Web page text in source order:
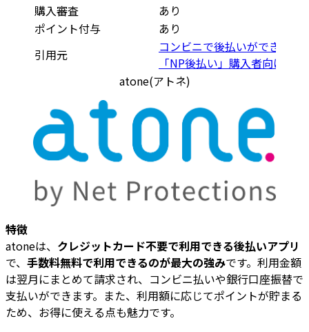
購入審査
あり
ポイント付与
あり
引用元
コンビニで後払いができる
「NP後払い」購入者向けサ
atone(アトネ)
特徴
atoneは、 クレジットカード不要で利用できる後払いアプリ
で、 手数料無料で利用できるのが最大の強みです。利用金額
は翌月にまとめて請求され、コンビニ払いや銀行口座振替で
支払いができます。また、利用額に応じてポイントが貯まる
ため、お得に使える点も魅力です。